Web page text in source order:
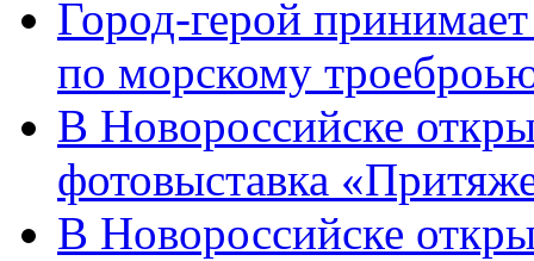
Город-герой
по морскому
В Новороссийске
фотовыставка
В Новороссийске